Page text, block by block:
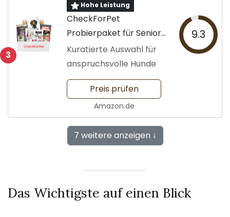
3
Hohe Leistung
CheckForPet
Probierpaket für Senior-
Hunde
Kuratierte Auswahl für
anspruchsvolle Hunde
9.3
Preis prüfen
Amazon.de
7 weitere anzeigen ↓
Das Wichtigste auf einen Blick